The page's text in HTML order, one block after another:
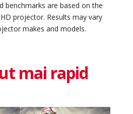
benchmarks are based on the
projector. Results may vary
makes and models.
mai rapid